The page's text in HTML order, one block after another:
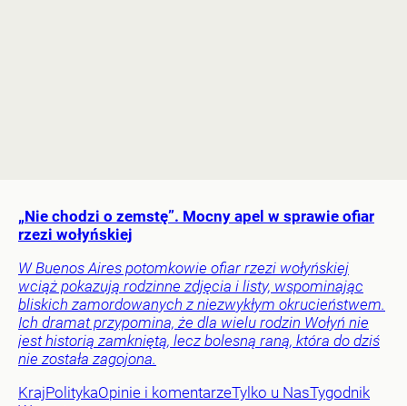
„Nie chodzi o zemstę”. Mocny apel w sprawie ofiar
rzezi wołyńskiej
W Buenos Aires potomkowie ofiar rzezi wołyńskiej
wciąż pokazują rodzinne zdjęcia i listy, wspominając
bliskich zamordowanych z niezwykłym okrucieństwem.
Ich dramat przypomina, że dla wielu rodzin Wołyń nie
jest historią zamkniętą, lecz bolesną raną, która do dziś
nie została zagojona.
KrajPolitykaOpinie i komentarzeTylko u NasTygodnik